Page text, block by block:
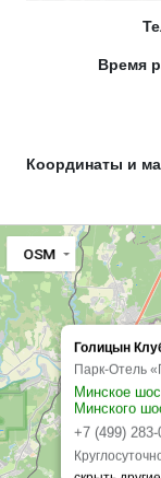
Время
Координаты и
Голицын
Парк-Отель
Минское
Минского
+7 (499) 283-
OSM